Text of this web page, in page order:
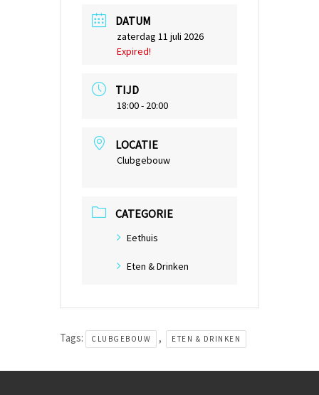
DATUM
zaterdag 11 juli 2026
Expired!
TIJD
18:00 - 20:00
LOCATIE
Clubgebouw
CATEGORIE
Eethuis
Eten & Drinken
Tags: CLUBGEBOUW , ETEN & DRINKEN